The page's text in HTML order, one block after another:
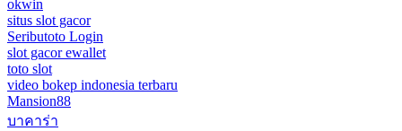
okwin
situs slot gacor
Seributoto Login
slot gacor ewallet
toto slot
video bokep indonesia terbaru
Mansion88
บาคาร่า